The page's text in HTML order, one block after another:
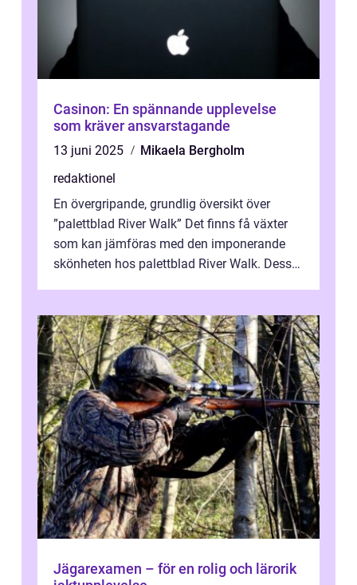
Casinon: En spännande upplevelse
som kräver ansvarstagande
13 juni 2025
Mikaela Bergholm
redaktionel
En övergripande, grundlig översikt över
”palettblad River Walk” Det finns få växter
som kan jämföras med den imponerande
skönheten hos palettblad River Walk. Dess
Jägarexamen – för en rolig och lärorik